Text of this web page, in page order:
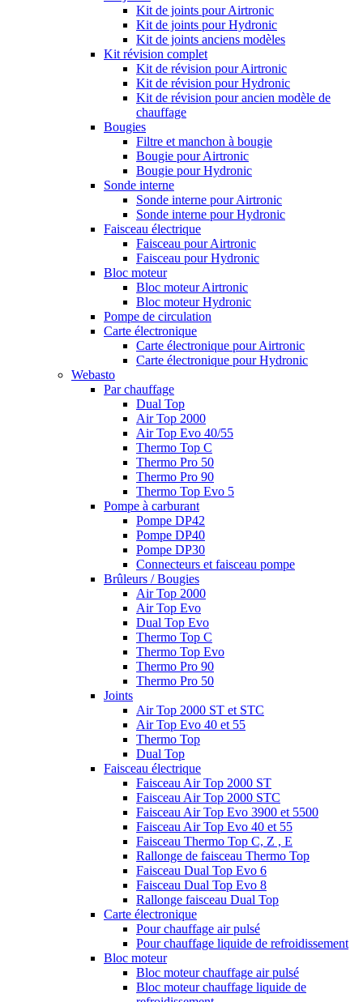
Kit de joints pour Airtronic
Kit de joints pour Hydronic
Kit de joints anciens modèles
Kit révision complet
Kit de révision pour Airtronic
Kit de révision pour Hydronic
Kit de révision pour ancien modèle de
chauffage
Bougies
Filtre et manchon à bougie
Bougie pour Airtronic
Bougie pour Hydronic
Sonde interne
Sonde interne pour Airtronic
Sonde interne pour Hydronic
Faisceau électrique
Faisceau pour Airtronic
Faisceau pour Hydronic
Bloc moteur
Bloc moteur Airtronic
Bloc moteur Hydronic
Pompe de circulation
Carte électronique
Carte électronique pour Airtronic
Carte électronique pour Hydronic
Webasto
Par chauffage
Dual Top
Air Top 2000
Air Top Evo 40/55
Thermo Top C
Thermo Pro 50
Thermo Pro 90
Thermo Top Evo 5
Pompe à carburant
Pompe DP42
Pompe DP40
Pompe DP30
Connecteurs et faisceau pompe
Brûleurs / Bougies
Air Top 2000
Air Top Evo
Dual Top Evo
Thermo Top C
Thermo Top Evo
Thermo Pro 90
Thermo Pro 50
Joints
Air Top 2000 ST et STC
Air Top Evo 40 et 55
Thermo Top
Dual Top
Faisceau électrique
Faisceau Air Top 2000 ST
Faisceau Air Top 2000 STC
Faisceau Air Top Evo 3900 et 5500
Faisceau Air Top Evo 40 et 55
Faisceau Thermo Top C, Z , E
Rallonge de faisceau Thermo Top
Faisceau Dual Top Evo 6
Faisceau Dual Top Evo 8
Rallonge faisceau Dual Top
Carte électronique
Pour chauffage air pulsé
Pour chauffage liquide de refroidissement
Bloc moteur
Bloc moteur chauffage air pulsé
Bloc moteur chauffage liquide de